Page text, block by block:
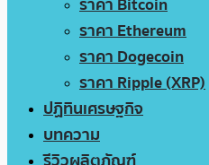
ราคา Ethereum
ราคา Dogecoin
ราคา Ripple (XRP)
ปฏิทินเศรษฐกิจ
บทความ